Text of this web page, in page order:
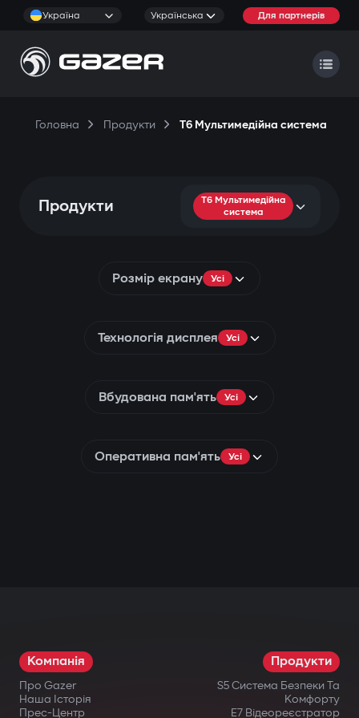
Україна Українська Для партнерів
Головна Продукти T6 Мультимедійна система
Продукти
T6 Мультимедійна
система
Розмір екрану Усі
Технологія дисплея Усі
Вбудована пам'ять Усі
Оперативна пам'ять Усі
Компанія
Про Gazer
Наша Історія
Прес-Центр
Продукти
S5 Система Безпеки Та
Комфорту
E7 Відеореєстратор